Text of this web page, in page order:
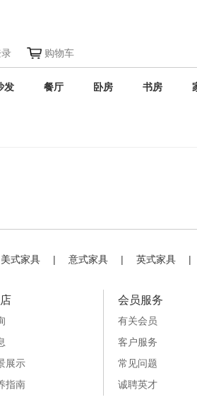
购物车
发 餐厅 卧房 书房
美式家具 | 意式家具 | 英式家具 |
展示
指南
会员服务
有关会员
客户服务
常见问题
诚聘英才